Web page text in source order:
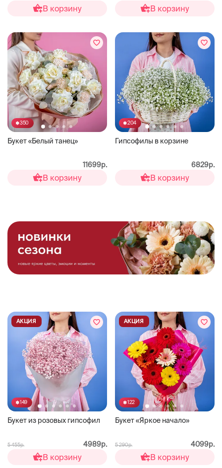
В корзину В корзину
350
Букет «Белый танец»
11699р.
В корзину
204
Гипсофилы в корзине
6829р.
В корзину
149
Букет из розовых гипсофил
АКЦИЯ
5 455р. 4989р.
В корзину
122
Букет «Яркое начало»
АКЦИЯ
5 290р. 4099р.
В корзину